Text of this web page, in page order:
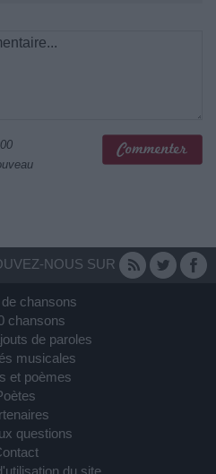
NOUS SUR
chansons
chansons
de paroles
musicales
et poèmes
questions